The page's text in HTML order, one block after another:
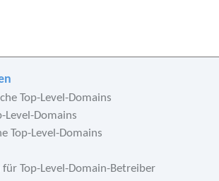
Top-Level-Domains
Level-Domains
Top-Level-Domains
für Top-Level-Domain-Betreiber